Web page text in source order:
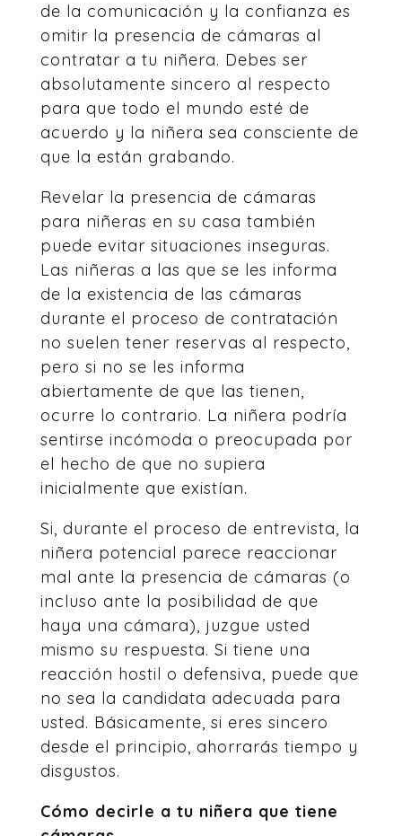
de la comunicación y la confianza es
omitir la presencia de cámaras al
contratar a tu niñera. Debes ser
absolutamente sincero al respecto
para que todo el mundo esté de
acuerdo y la niñera sea consciente de
que la están grabando.
Revelar la presencia de cámaras
para niñeras en su casa también
puede evitar situaciones inseguras.
Las niñeras a las que se les informa
de la existencia de las cámaras
durante el proceso de contratación
no suelen tener reservas al respecto,
pero si no se les informa
abiertamente de que las tienen,
ocurre lo contrario. La niñera podría
sentirse incómoda o preocupada por
el hecho de que no supiera
inicialmente que existían.
Si, durante el proceso de entrevista, la
niñera potencial parece reaccionar
mal ante la presencia de cámaras (o
incluso ante la posibilidad de que
haya una cámara), juzgue usted
mismo su respuesta. Si tiene una
reacción hostil o defensiva, puede que
no sea la candidata adecuada para
usted. Básicamente, si eres sincero
desde el principio, ahorrarás tiempo y
disgustos.
Cómo decirle a tu niñera que tiene